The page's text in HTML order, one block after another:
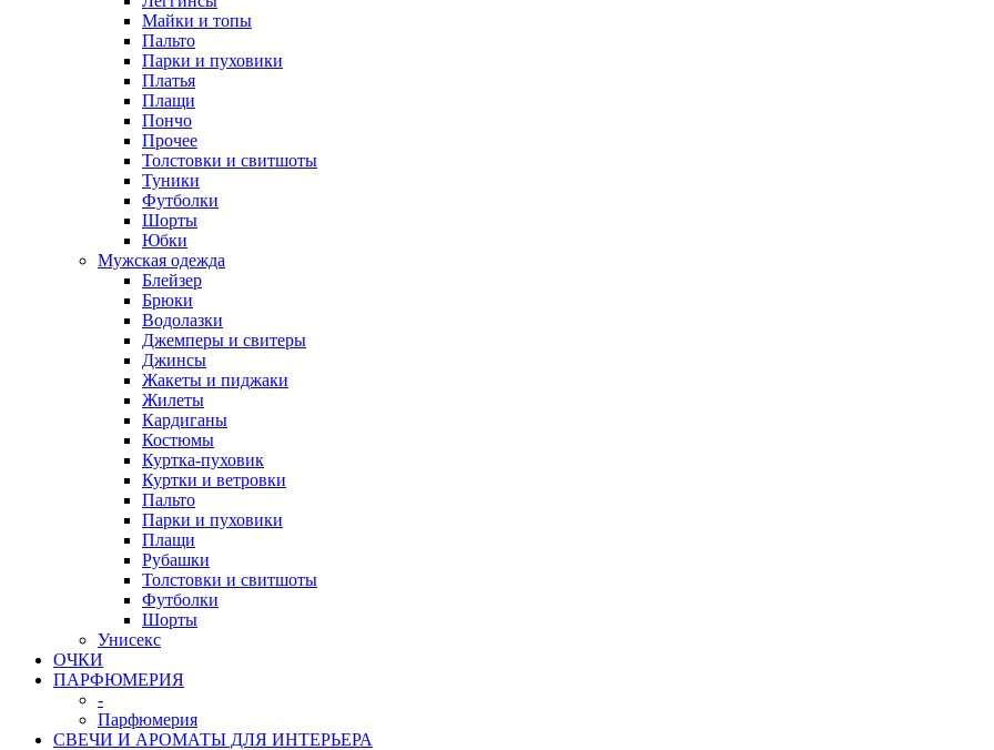
Майки и топы
Пальто
Парки и пуховики
Платья
Плащи
Пончо
Прочее
Толстовки и свитшоты
Туники
Футболки
Шорты
Юбки
Мужская одежда
Блейзер
Брюки
Водолазки
Джемперы и свитеры
Джинсы
Жакеты и пиджаки
Жилеты
Кардиганы
Костюмы
Куртка-пуховик
Куртки и ветровки
Пальто
Парки и пуховики
Плащи
Рубашки
Толстовки и свитшоты
Футболки
Шорты
Унисекс
ОЧКИ
ПАРФЮМЕРИЯ
-
Парфюмерия
СВЕЧИ И АРОМАТЫ ДЛЯ ИНТЕРЬЕРА